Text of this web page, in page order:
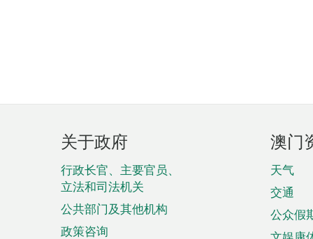
页
脚
菜
单
关于政府
行政长官、主要官员、
立法和司法机关
公共部门及其他机构
政策咨询
澳门
天气
交通
公众假